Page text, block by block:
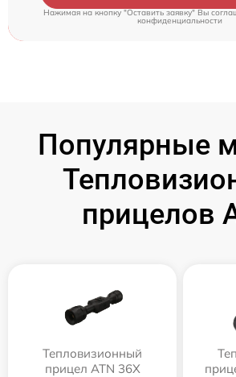
Нажимая на кнопку "Оставить заявку" Вы
конфиденциальности
Популярные
прицелов
Тепловизионный
прицел ATN 36X